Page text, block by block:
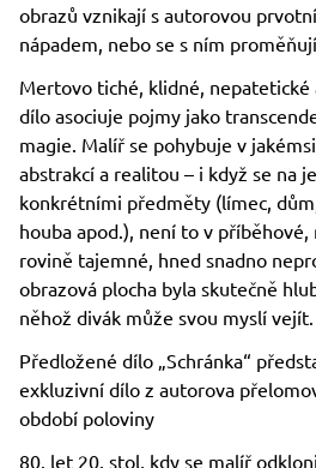
obrazů vznikají s autorovou
nápadem, nebo se s ním
Mertovo tiché, klidné, nepatetické
dílo asociuje pojmy jako
magie. Malíř se pohybuje v
abstrakcí a realitou – i když se na
konkrétními předměty (límec,
houba apod.), není to v
rovině tajemné, hned snadno
obrazová plocha byla skutečně
něhož divák může svou myslí vejít.
Předložené dílo „Schránka“
exkluzivní dílo z autorova
období poloviny
80. let 20. stol, kdy se malíř